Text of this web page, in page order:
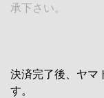
承下さい。
決済完了後、ヤマ
す。